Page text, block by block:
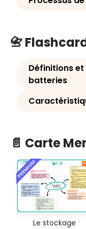
📇
Définitions
batteries
📄 Carte
PREMIUM
Le stockage